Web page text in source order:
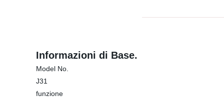
Informazioni di Base.
Model No.
J31
funzione